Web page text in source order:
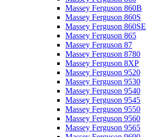
Massey Ferguson 860B
Massey Ferguson 860S
Massey Ferguson 860SE
Massey Ferguson 865
Massey Ferguson 87
Massey Ferguson 8780
Massey Ferguson 8XP
Massey Ferguson 9520
Massey Ferguson 9530
Massey Ferguson 9540
Massey Ferguson 9545
Massey Ferguson 9550
Massey Ferguson 9560
Massey Ferguson 9565